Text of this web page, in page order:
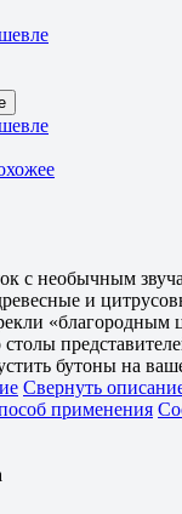
с необычным
и
«благородным
бутоны на
Свернуть
применения